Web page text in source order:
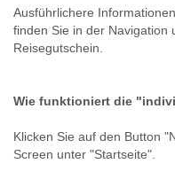
Ausführlichere
finden Sie in der Navigation
Reisegutschein.
Wie funktioniert die
Klicken Sie auf den Button
Screen unter "Startseite".